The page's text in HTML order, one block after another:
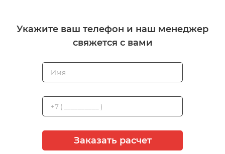
Укажите ваш телефон и наш менеджер
свяжется с вами
Заказать расчет